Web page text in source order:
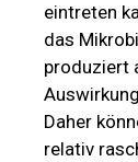
eintreten
das
produziert
Daher
relativ